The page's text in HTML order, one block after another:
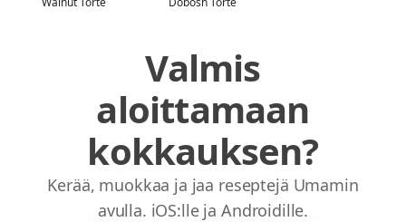
Valmis
aloittamaan
kokkauksen?
Kerää, muokkaa ja jaa reseptejä Umamin
avulla. iOS:lle ja Androidille.